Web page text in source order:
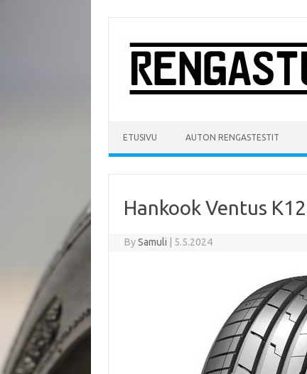
content
ETUSIVU AUTON RENGASTESTIT
Hankook Ventus
BySamuli 5.5.2024